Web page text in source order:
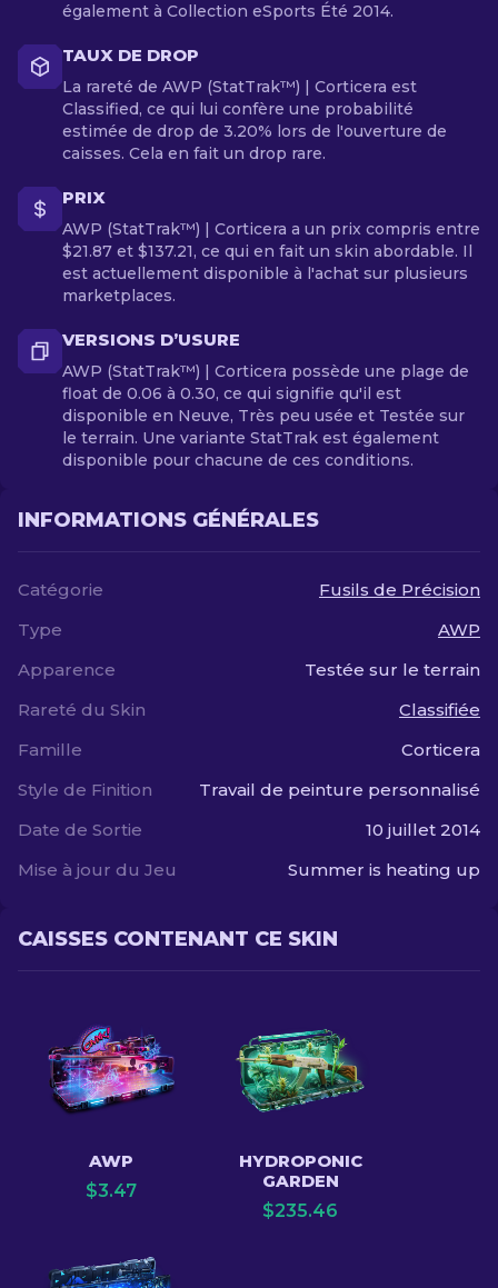
également à Collection eSports Été 2014.
TAUX DE DROP
La rareté de AWP (StatTrak™) | Corticera est
Classified, ce qui lui confère une probabilité
estimée de drop de 3.20% lors de l'ouverture de
caisses. Cela en fait un drop rare.
PRIX
AWP (StatTrak™) | Corticera a un prix compris entre
$21.87 et $137.21, ce qui en fait un skin abordable. Il
est actuellement disponible à l'achat sur plusieurs
marketplaces.
VERSIONS D’USURE
AWP (StatTrak™) | Corticera possède une plage de
float de 0.06 à 0.30, ce qui signifie qu'il est
disponible en Neuve, Très peu usée et Testée sur
le terrain. Une variante StatTrak est également
disponible pour chacune de ces conditions.
INFORMATIONS GÉNÉRALES
Catégorie
Fusils de Précision
Type
AWP
Apparence
Testée sur le terrain
Rareté du Skin
Classifiée
Famille
Corticera
Style de Finition
Travail de peinture personnalisé
Date de Sortie
10 juillet 2014
Mise à jour du Jeu
Summer is heating up
CAISSES CONTENANT CE SKIN
AWP
$3.47
HYDROPONIC
GARDEN
$235.46